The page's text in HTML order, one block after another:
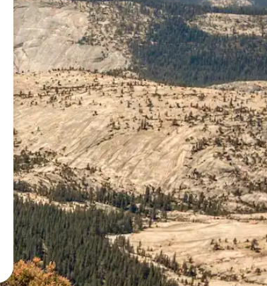
pomocą klawiszy strzałek w górę i w dół lub